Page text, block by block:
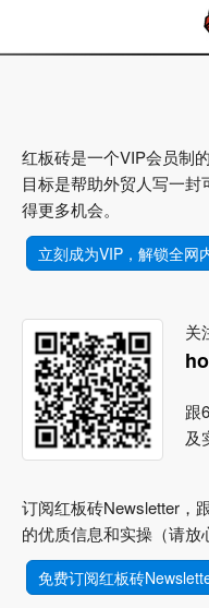
红板砖是一个VIP会员制
目标是帮助外贸人写一
得更多机会。
立刻成为VIP，解锁全网
关
跟
及
订阅红板砖Newsletter，
的优质信息和实操（请放
免费订阅红板砖